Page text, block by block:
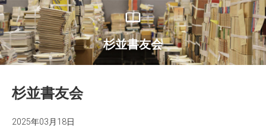
杉並書友会
杉並書友会
2025年03月18日